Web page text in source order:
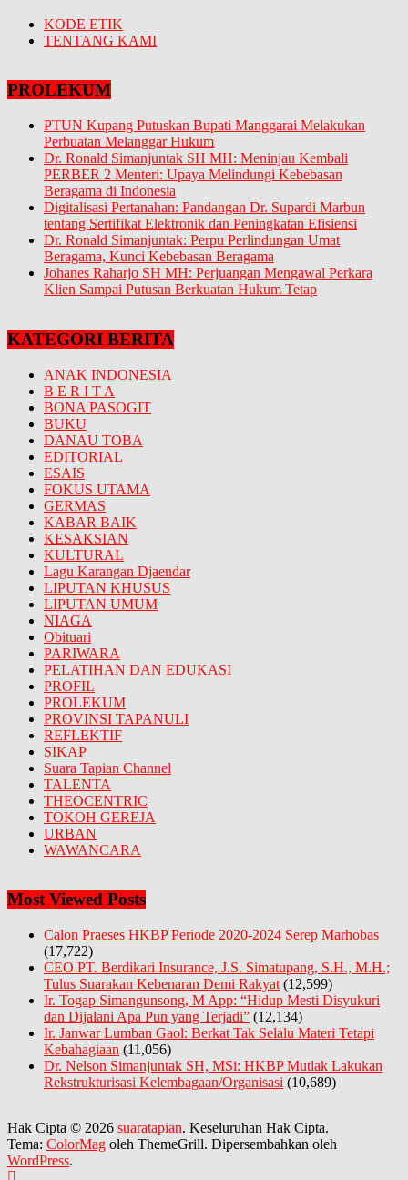
KODE ETIK
TENTANG KAMI
PROLEKUM
PTUN Kupang Putuskan Bupati Manggarai Melakukan
Perbuatan Melanggar Hukum
Dr. Ronald Simanjuntak SH MH: Meninjau Kembali
PERBER 2 Menteri: Upaya Melindungi Kebebasan
Beragama di Indonesia
Digitalisasi Pertanahan: Pandangan Dr. Supardi Marbun
tentang Sertifikat Elektronik dan Peningkatan Efisiensi
Dr. Ronald Simanjuntak: Perpu Perlindungan Umat
Beragama, Kunci Kebebasan Beragama
Johanes Raharjo SH MH: Perjuangan Mengawal Perkara
Klien Sampai Putusan Berkuatan Hukum Tetap
KATEGORI BERITA
ANAK INDONESIA
B E R I T A
BONA PASOGIT
BUKU
DANAU TOBA
EDITORIAL
ESAIS
FOKUS UTAMA
GERMAS
KABAR BAIK
KESAKSIAN
KULTURAL
Lagu Karangan Djaendar
LIPUTAN KHUSUS
LIPUTAN UMUM
NIAGA
Obituari
PARIWARA
PELATIHAN DAN EDUKASI
PROFIL
PROLEKUM
PROVINSI TAPANULI
REFLEKTIF
SIKAP
Suara Tapian Channel
TALENTA
THEOCENTRIC
TOKOH GEREJA
URBAN
WAWANCARA
Most Viewed Posts
Calon Praeses HKBP Periode 2020-2024 Serep Marhobas
(17,722)
CEO PT. Berdikari Insurance, J.S. Simatupang, S.H., M.H.;
Tulus Suarakan Kebenaran Demi Rakyat (12,599)
Ir. Togap Simangunsong, M App: “Hidup Mesti Disyukuri
dan Dijalani Apa Pun yang Terjadi” (12,134)
Ir. Janwar Lumban Gaol: Berkat Tak Selalu Materi Tetapi
Kebahagiaan (11,056)
Dr. Nelson Simanjuntak SH, MSi: HKBP Mutlak Lakukan
Rekstrukturisasi Kelembagaan/Organisasi (10,689)
Hak Cipta © 2026 suaratapian. Keseluruhan Hak Cipta.
Tema: ColorMag oleh ThemeGrill. Dipersembahkan oleh
WordPress.